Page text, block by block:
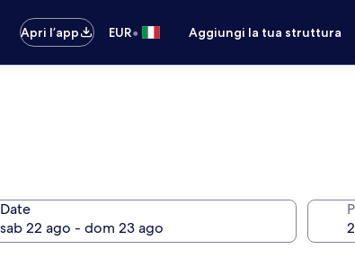
Apri l’app
EUR• Aggiungi la tua struttura
Date